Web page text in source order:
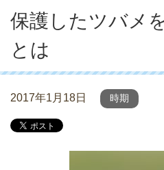
保護したツバメ
とは
2017年1月18日 時期